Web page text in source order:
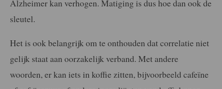
Alzheimer kan verhogen. Matiging is dus hoe dan ook de
sleutel.
Het is ook belangrijk om te onthouden dat correlatie niet
gelijk staat aan oorzakelijk verband. Met andere
woorden, er kan iets in koffie zitten, bijvoorbeeld cafeïne